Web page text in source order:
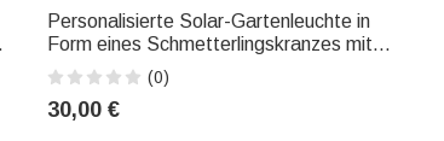
Personalisierte Solar-Gartenleuchte in
Form eines Schmetterlingskranzes mit
Foto, Titel und Jahreszahl –
Gartendekoration, Gedenk- und
Beileidsgeschenk für Familie und Freunde
(0)
30,00 €